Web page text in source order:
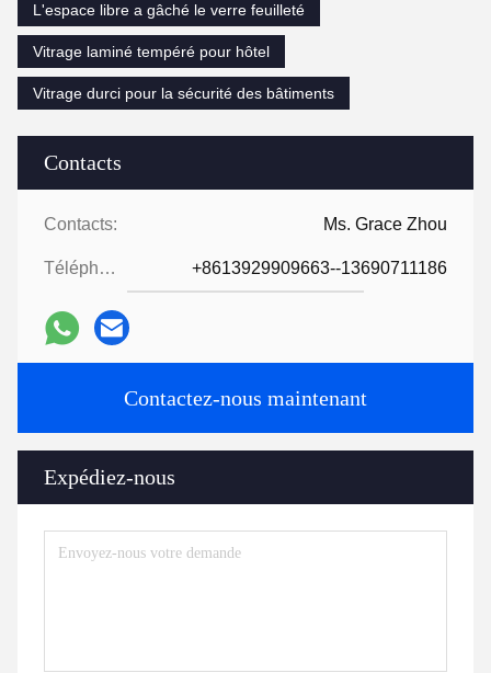
Contacts
Contacts: Ms. Grace Zhou
Téléphone: +8613929909663--13690711186
Contactez-nous maintenant
Expédiez-nous
L'espace libre a gâché le verre feuilleté
Vitrage laminé tempéré pour hôtel
Vitrage durci pour la sécurité des bâtiments